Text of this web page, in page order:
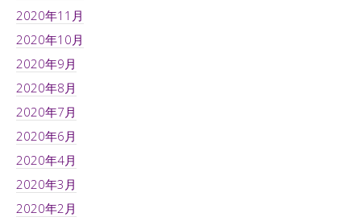
2020年11月
2020年10月
2020年9月
2020年8月
2020年7月
2020年6月
2020年4月
2020年3月
2020年2月